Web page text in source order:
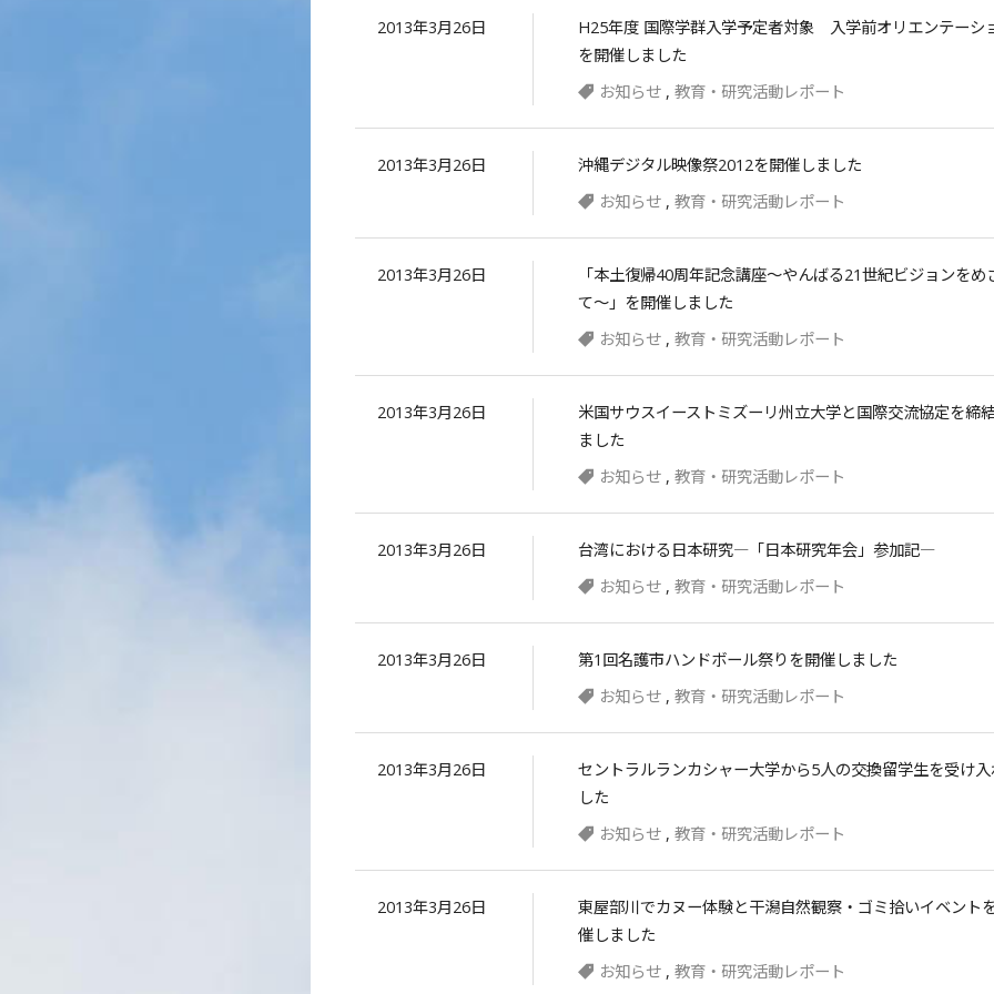
2013年3月26日
H25年度 国際学群入学予定者対象 入学前オリエンテーシ
を開催しました
お知らせ , 教育・研究活動レポート
2013年3月26日
沖縄デジタル映像祭2012を開催しました
お知らせ , 教育・研究活動レポート
2013年3月26日
「本土復帰40周年記念講座〜やんばる21世紀ビジョンをめ
て〜」を開催しました
お知らせ , 教育・研究活動レポート
2013年3月26日
米国サウスイーストミズーリ州立大学と国際交流協定を締
ました
お知らせ , 教育・研究活動レポート
2013年3月26日
台湾における日本研究―「日本研究年会」参加記―
お知らせ , 教育・研究活動レポート
2013年3月26日
第1回名護市ハンドボール祭りを開催しました
お知らせ , 教育・研究活動レポート
2013年3月26日
セントラルランカシャー大学から5人の交換留学生を受け
した
お知らせ , 教育・研究活動レポート
2013年3月26日
東屋部川でカヌー体験と干潟自然観察・ゴミ拾いイベント
催しました
お知らせ , 教育・研究活動レポート